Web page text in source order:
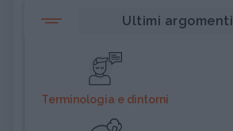
Ultimi argomenti
Terminologia e dintorni